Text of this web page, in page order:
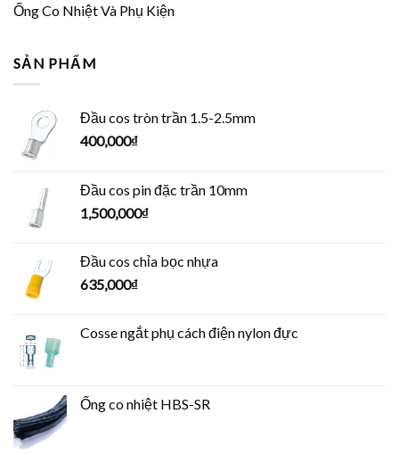
Ống Co Nhiệt Và Phụ Kiện
SẢN PHẨM
Đầu cos tròn trần 1.5-2.5mm
400,000₫
Đầu cos pin đặc trần 10mm
1,500,000₫
Đầu cos chỉa bọc nhựa
635,000₫
Cosse ngắt phụ cách điện nylon đực
Ống co nhiệt HBS-SR